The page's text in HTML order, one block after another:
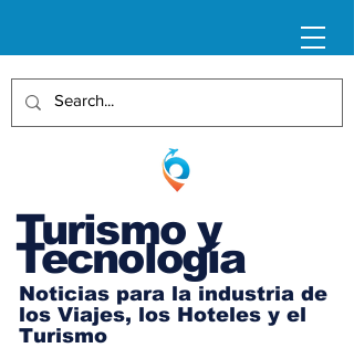
Turismo y
Tecnología
Noticias para la industria de
los Viajes, los Hoteles y el
Turismo